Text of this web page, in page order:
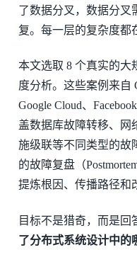
了数据分叉，数据分叉
复。每一层的复杂度都
本文选取 8 个真实的大
度分析。这些案例来自
Google Cloud、
盖数据库故障转移、网
施级联等不同类型的故
的故障复盘（
提炼根因、传播路径和
目标不是猎奇，而是回
了分布式系统设计中的